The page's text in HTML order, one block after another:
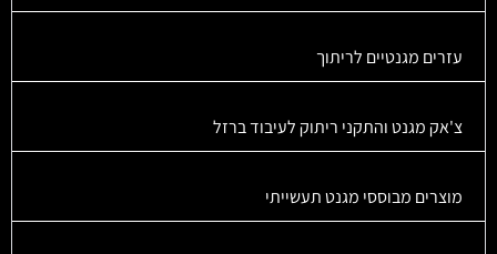
עזרים מגנטיים לריתוך
צ'אק מגנט והתקני ריתוק לעיבוד ברזל
מוצרים מבוססי מגנט תעשייתי